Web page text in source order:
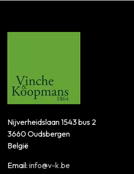
Nijverheidslaan 1543 bus 2
3660 Oudsbergen
België
Email: info@v-k.be